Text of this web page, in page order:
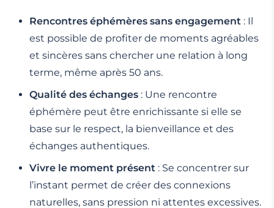
Rencontres éphémères sans engagement : Il
est possible de profiter de moments agréables
et sincères sans chercher une relation à long
terme, même après 50 ans.
Qualité des échanges : Une rencontre
éphémère peut être enrichissante si elle se
base sur le respect, la bienveillance et des
échanges authentiques.
Vivre le moment présent : Se concentrer sur
l’instant permet de créer des connexions
naturelles, sans pression ni attentes excessives.